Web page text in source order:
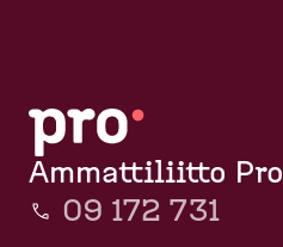
Ammattiliitto Pro
09 172 731